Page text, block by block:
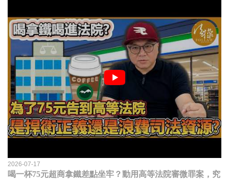
2026-07-17
喝一杯75元超商拿鐵差點坐牢？動用高等法院審微罪案，究